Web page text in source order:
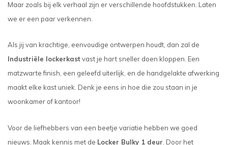
Maar zoals bij elk verhaal zijn er verschillende hoofdstukken. Laten
we er een paar verkennen.
Als jij van krachtige, eenvoudige ontwerpen houdt, dan zal de
Industriële lockerkastvast je hart sneller doen kloppen. Een
matzwarte finish, een geleefd uiterlijk, en de handgelakte afwerking
maakt elke kast uniek. Denk je eens in hoe die zou staan in je
woonkamer of kantoor!
Voor de liefhebbers van een beetje variatie hebben we goed
nieuws. Maak kennis met de Locker Bulky 1 deur . Door het